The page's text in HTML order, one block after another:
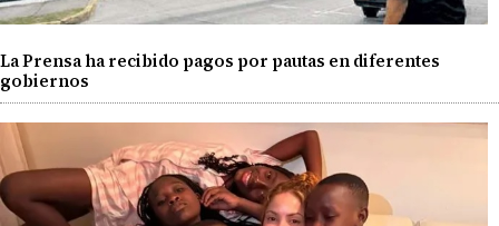
La Prensa ha recibido pagos por pautas en diferentes
gobiernos